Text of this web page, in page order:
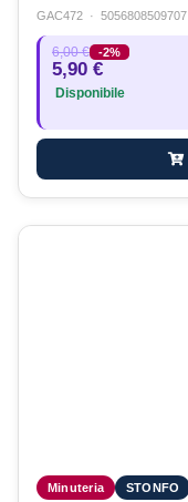
GAC472 · 5056808509707
6,00 € -2%
5,90 €
Disponibile
Minuteria STONFO